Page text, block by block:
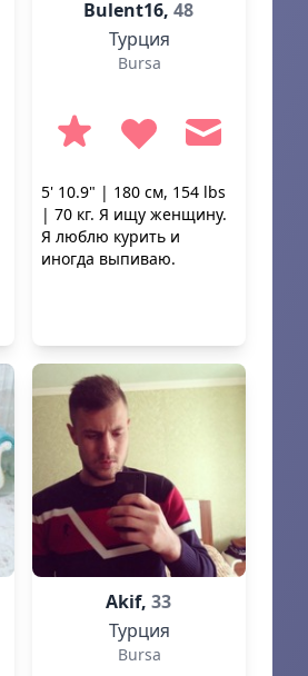
Bulent16,48
Турция
Bursa
5' 10.9" | 180 см, 154 lbs
| 70 кг. Я ищу женщину.
Я люблю курить и
иногда выпиваю.
Akif,33
Турция
Bursa